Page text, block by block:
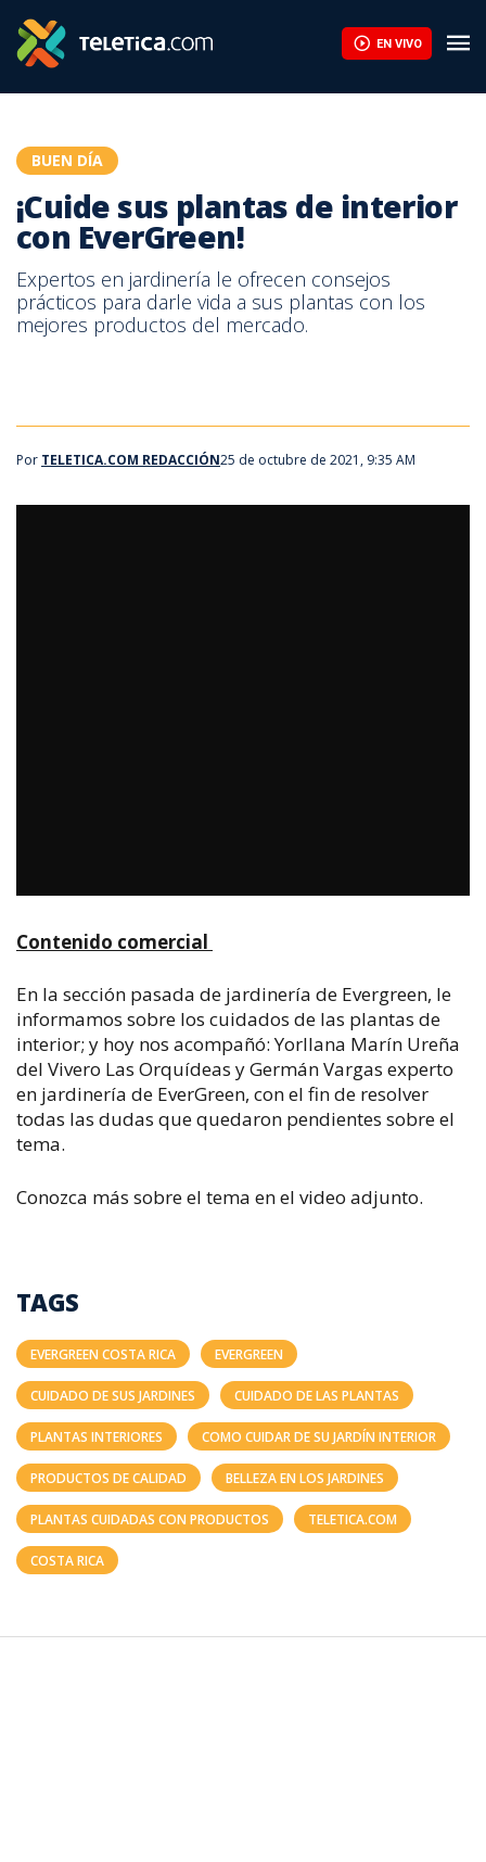
EN VIVO
BUEN DÍA
¡Cuide sus plantas de interior
con EverGreen!
Expertos en jardinería le ofrecen consejos
prácticos para darle vida a sus plantas con los
mejores productos del mercado.
Por TELETICA.COM REDACCIÓN25 de octubre de 2021, 9:35 AM
Contenido comercial
En la sección pasada de jardinería de Evergreen, le
informamos sobre los cuidados de las plantas de
interior; y hoy nos acompañó: Yorllana Marín Ureña
del Vivero Las Orquídeas y Germán Vargas experto
en jardinería de EverGreen, con el fin de resolver
todas las dudas que quedaron pendientes sobre el
tema.
Conozca más sobre el tema en el video adjunto.
TAGS
EVERGREEN COSTA RICA EVERGREEN
CUIDADO DE SUS JARDINES CUIDADO DE LAS PLANTAS
PLANTAS INTERIORES COMO CUIDAR DE SU JARDÍN INTERIOR
PRODUCTOS DE CALIDAD BELLEZA EN LOS JARDINES
PLANTAS CUIDADAS CON PRODUCTOS TELETICA.COM
COSTA RICA